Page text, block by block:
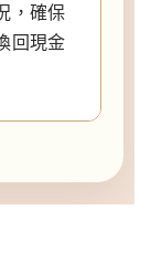
，確保
回現金